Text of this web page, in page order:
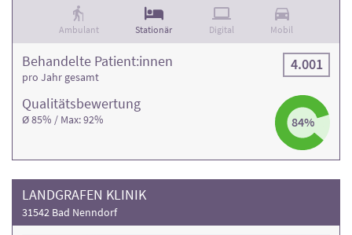
Ambulant Stationär Digital Mobil
Qualitäts­bewertung
Ø 85% / Max: 92% 84%
Behandelte Patient:innen
pro Jahr gesamt
4.001
LANDGRAFEN KLINIK
31542 Bad Nenndorf